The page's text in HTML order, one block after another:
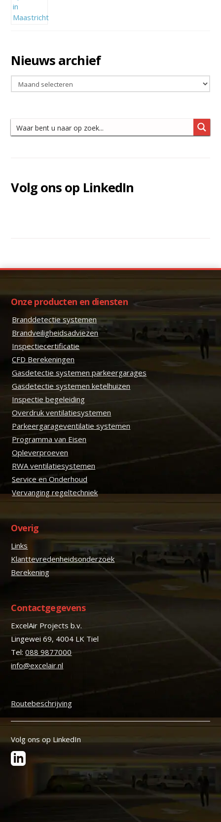
Nieuws archief
Nieuws
archief
Volg ons op LinkedIn
Onze producten en diensten
Branddetectie systemen
Brandveiligheidsadviezen
Inspectiecertificatie
CFD Berekeningen
Gasdetectie systemen parkeergarages
Gasdetectie systemen ketelhuizen
Inspectie begeleiding
Overdruk ventilatiesystemen
Parkeergarageventilatie systemen
Programma van Eisen
Opleverproeven
RWA ventilatiesystemen
Service en Onderhoud
Vervanging regeltechniek
Overig
Links
Klanttevredenheidsonderzoek
Berekening
Contactgegevens
ExcelAir Projects b.v.
Lingewei 69, 4004 LK Tiel
Tel:088 9877000
info@excelair.nl
Routebeschrijving
Volg ons op LinkedIn